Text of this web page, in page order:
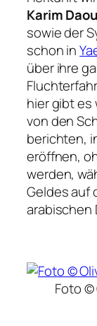
Karim
sowie der
schon in
über ihre
hier gibt es
von den
berichten,
eröffnen,
werden,
Geldes auf
arabischen
Foto ©